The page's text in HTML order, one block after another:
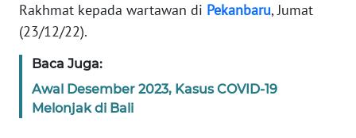
Rakhmat kepada wartawan di Pekanbaru, Jumat
(23/12/22).
Baca Juga:
Awal Desember 2023, Kasus COVID-19
Melonjak di Bali
WAHANA
HEALTH
WAHANA
DESA
WISATA